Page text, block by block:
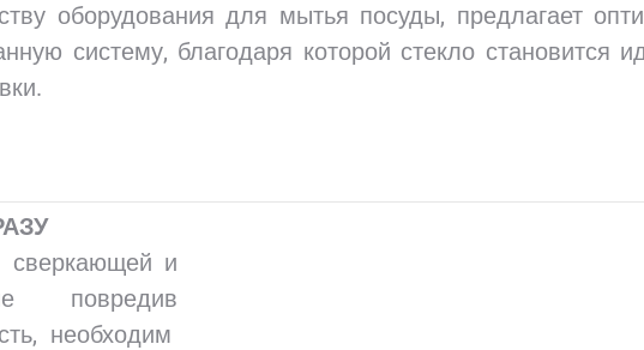
оборудования для мытья посуды, предлагает
систему, благодаря которой стекло становится
и
не повредив
необходим